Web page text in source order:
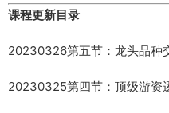
课程更新目录
20230326第五节：龙头品种
20230325第四节：顶级游资